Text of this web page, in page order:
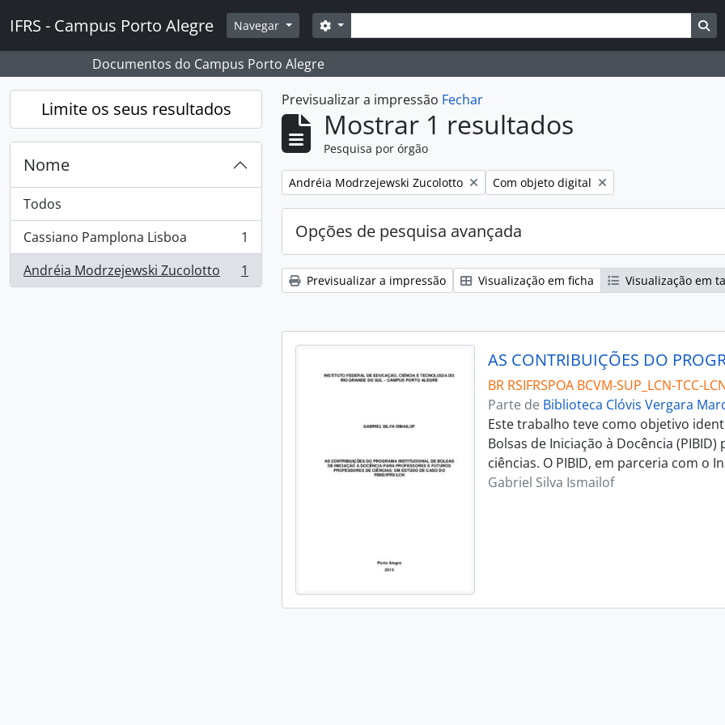
IFRS - Campus Porto Alegre Navegar Pesquisar
Opções de busca
Documentos do Campus Porto Alegre
Limite os seus resultados
Nome
Todos
Cassiano Pamplona Lisboa
, 1 resultados
1
Andréia Modrzejewski Zucolotto
, 1 resultados 1
Previsualizar a impressão Fechar
Mostrar 1 resultados
Pesquisa por órgão
Remover filtro:
Andréia Modrzejewski Zucolotto Remover filtro:
Com objeto digital
Opções de pesquisa avançada
Previsualizar a impressão Visualização em ficha
Visualização em
BR RSIFRSPOA BCVM-SUP_LCN-TCC-
Parte de Biblioteca Clóvis Vergara
Este trabalho teve como objetivo
Bolsas de Iniciação à Docência
ciências. O PIBID, em parceria com o
Gabriel Silva Ismailof